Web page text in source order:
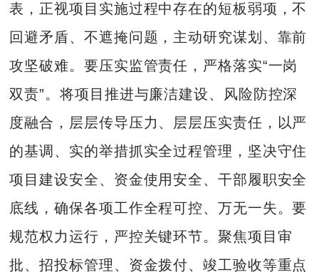
表，正视项目实施过程中存在的短板弱项，不
回避矛盾、不遮掩问题，主动研究谋划、靠前
攻坚破难。要压实监管责任，严格落实“一岗
双责”。将项目推进与廉洁建设、风险防控深
度融合，层层传导压力、层层压实责任，以严
的基调、实的举措抓实全过程管理，坚决守住
项目建设安全、资金使用安全、干部履职安全
底线，确保各项工作全程可控、万无一失。要
规范权力运行，严控关键环节。聚焦项目审
批、招投标管理、资金拨付、竣工验收等重点